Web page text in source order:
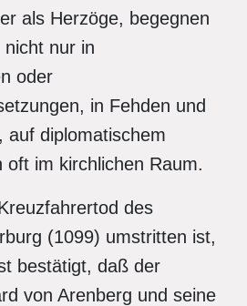
als Herzöge, begegnen
nur in
oder
in Fehden und
auf diplomatischem
oft im kirchlichen Raum.
des
(1099) umstritten ist,
bestätigt, daß der
von Arenberg und seine